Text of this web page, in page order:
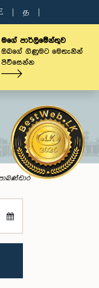
த
මගේ පාර්ලිමේන්තුව
ඔබගේ ගිණුමට මෙතැනින්
පිවිසෙන්න